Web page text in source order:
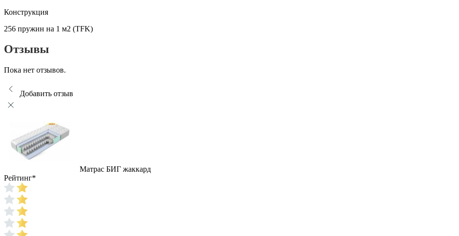
Конструкция
256 пружин на 1 м2 (TFK)
Отзывы
Пока нет отзывов.
Добавить отзыв
Матрас БИГ жаккард
Рейтинг*